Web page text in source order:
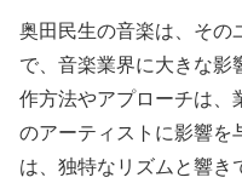
奥田民生の音楽は、その
で、音楽業界に大きな影
作方法やアプローチは、
のアーティストに影響を
は、独特なリズムと響き